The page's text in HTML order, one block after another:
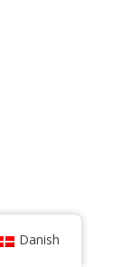
Danish